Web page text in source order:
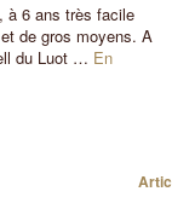
à 6 ans très facile
de gros moyens. A
du Luot … En